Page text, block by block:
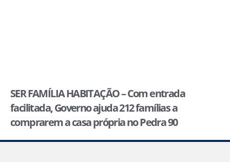
SER FAMÍLIA HABITAÇÃO – Com entrada
facilitada, Governo ajuda 212 famílias a
comprarem a casa própria no Pedra 90